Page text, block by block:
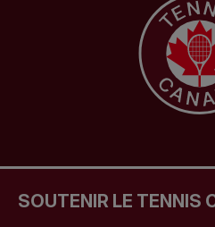
SOUTENIR LE TENNIS